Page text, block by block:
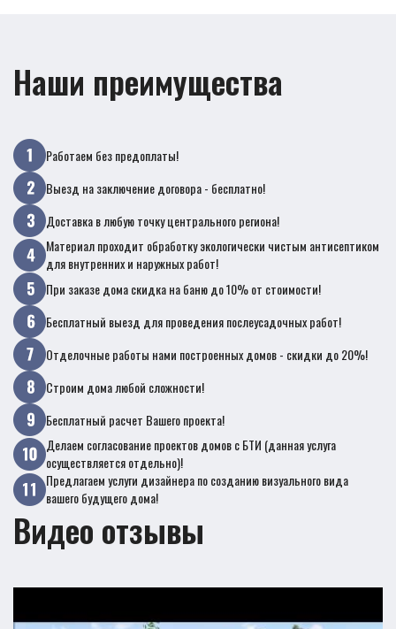
Наши преимущества
Работаем без предоплаты!
Выезд на заключение договора - бесплатно!
Доставка в любую точку центрального региона!
Материал проходит обработку экологически чистым антисептиком
для внутренних и наружных работ!
При заказе дома скидка на баню до 10% от стоимости!
Бесплатный выезд для проведения послеусадочных работ!
Отделочные работы нами построенных домов - скидки до 20%!
Строим дома любой сложности!
Бесплатный расчет Вашего проекта!
Делаем согласование проектов домов с БТИ (данная услуга
осуществляется отдельно)!
Предлагаем услуги дизайнера по созданию визуального вида
вашего будущего дома!
Видео отзывы